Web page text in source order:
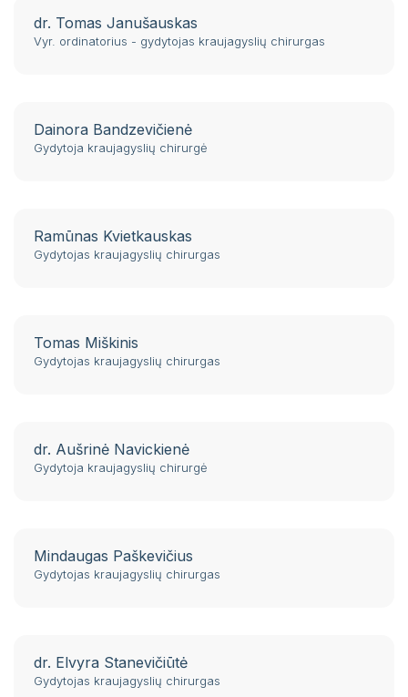
dr. Tomas Janušauskas
Vyr. ordinatorius - gydytojas kraujagyslių chirurgas
Dainora Bandzevičienė
Gydytoja kraujagyslių chirurgė
Ramūnas Kvietkauskas
Gydytojas kraujagyslių chirurgas
Tomas Miškinis
Gydytojas kraujagyslių chirurgas
dr. Aušrinė Navickienė
Gydytoja kraujagyslių chirurgė
Mindaugas Paškevičius
Gydytojas kraujagyslių chirurgas
dr. Elvyra Stanevičiūtė
Gydytojas kraujagyslių chirurgas